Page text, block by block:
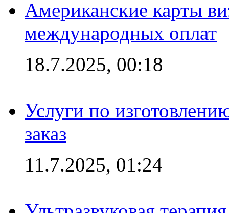
Американские карты
международных оплат
18.7.2025, 00:18
Услуги по
заказ
11.7.2025, 01:24